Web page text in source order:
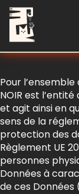
Pour
NOIR est
et agit ainsi en
sens de la
protection des
Règlement UE
personnes
Données à
de ces Données